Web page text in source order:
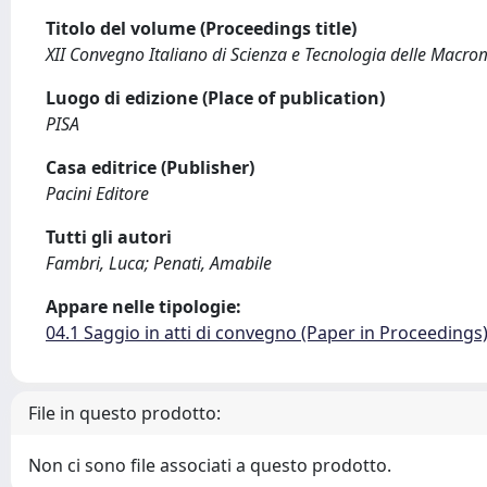
Titolo del volume (Proceedings title)
XII Convegno Italiano di Scienza e Tecnologia delle
Luogo di edizione (Place of publication)
PISA
Casa editrice (Publisher)
Pacini Editore
Tutti gli autori
Fambri, Luca; Penati, Amabile
Appare nelle tipologie:
04.1 Saggio in atti di convegno (Paper in Proceedings)
File in questo prodotto:
Non ci sono file associati a questo prodotto.